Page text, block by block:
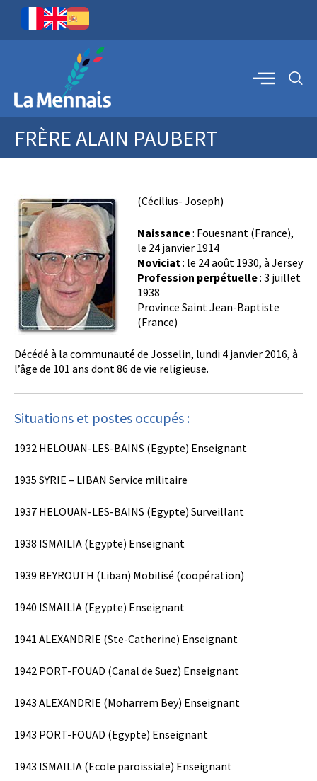
FRÈRE ALAIN PAUBERT
(Cécilius- Joseph)
Naissance: Fouesnant (France),
le 24 janvier 1914
Noviciat: le 24 août 1930, à Jersey
Profession perpétuelle: 3 juillet
1938
Province Saint Jean-Baptiste
(France)
Décédé à la communauté de Josselin, lundi 4 janvier 2016, à
l’âge de 101 ans dont 86 de vie religieuse.
Situations et postes occupés :
1932 HELOUAN-LES-BAINS (Egypte) Enseignant
1935 SYRIE – LIBAN Service militaire
1937 HELOUAN-LES-BAINS (Egypte) Surveillant
1938 ISMAILIA (Egypte) Enseignant
1939 BEYROUTH (Liban) Mobilisé (coopération)
1940 ISMAILIA (Egypte) Enseignant
1941 ALEXANDRIE (Ste-Catherine) Enseignant
1942 PORT-FOUAD (Canal de Suez) Enseignant
1943 ALEXANDRIE (Moharrem Bey) Enseignant
1943 PORT-FOUAD (Egypte) Enseignant
1943 ISMAILIA (Ecole paroissiale) Enseignant